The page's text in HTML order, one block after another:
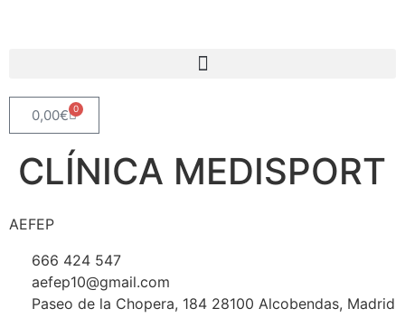
0,00€ 0
CLÍNICA MEDISPORT
AEFEP
666 424 547
aefep10@gmail.com
Paseo de la Chopera, 184 28100 Alcobendas, Madrid